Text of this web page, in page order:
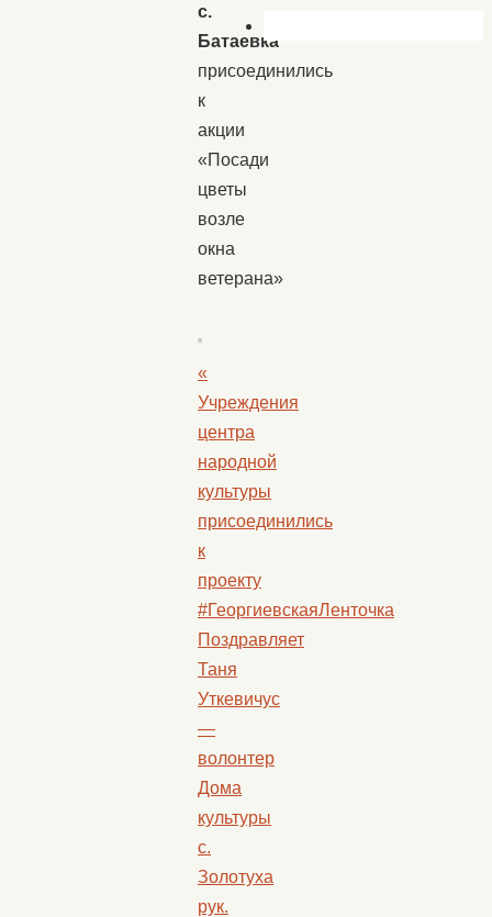
с.
Батаевка
присоединились
к
акции
«Посади
цветы
возле
окна
ветерана»
«
Учреждения
центра
народной
культуры
присоединились
к
проекту
#ГеоргиевскаяЛенточка
Поздравляет
Таня
Уткевичус
—
волонтер
Дома
культуры
с.
Золотуха
рук.